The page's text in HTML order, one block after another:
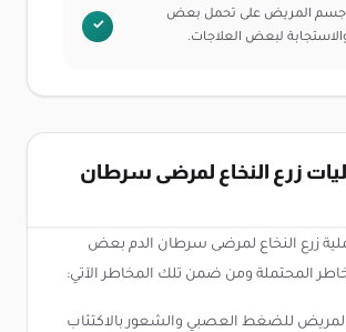
جسم المريض على تحمل بعض
والاستجابة لبعض العلاجات.
زرع النخاع لمرضى سرطان
زرع النخاع لمرضى سرطان الدم بعض
المحتملة ومن ضمن تلك المخاطر الآتي:
للضغط العصبي والشعور بالاكتئاب